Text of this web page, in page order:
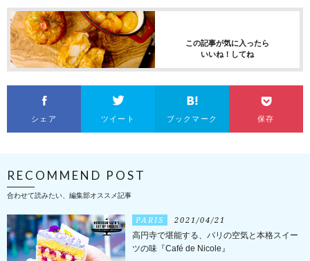
この記事が気に入ったら
いいね！してね
シェア ツイート ブックマーク 保存
RECOMMEND POST
合わせて読みたい、編集部オススメ記事
PARIS 2021/04/21
高円寺で堪能する、パリの空気と本格スイー
ツの味『Café de Nicole』